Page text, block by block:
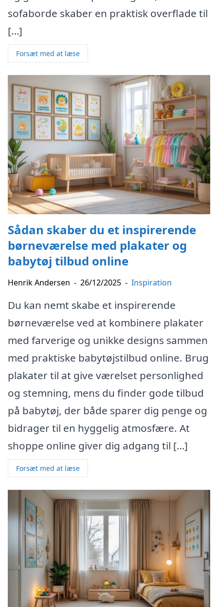
sofaborde skaber en praktisk overflade til
[…]
Forsæt med at læse
Sådan skaber du et inspirerende
børneværelse med plakater og
babytøj tilbud online
Henrik Andersen - 26/12/2025 - Inspiration
Du kan nemt skabe et inspirerende
børneværelse ved at kombinere plakater
med farverige og unikke designs sammen
med praktiske babytøjstilbud online. Brug
plakater til at give værelset personlighed
og stemning, mens du finder gode tilbud
på babytøj, der både sparer dig penge og
bidrager til en hyggelig atmosfære. At
shoppe online giver dig adgang til […]
Forsæt med at læse